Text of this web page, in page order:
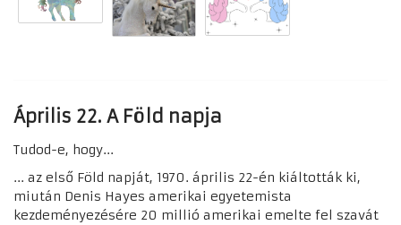
Április 22. A Föld napja
Tudod-e, hogy...
... az első Föld napját, 1970. április 22-én kiáltották ki,
miután Denis Hayes amerikai egyetemista
kezdeményezésére 20 millió amerikai emelte fel szavát